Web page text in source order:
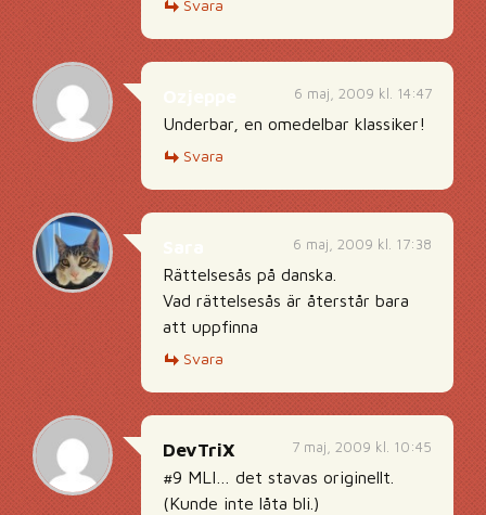
Svara
6 maj, 2009 kl. 14:47
Underbar, en omedelbar klassiker!
Svara
6 maj, 2009 kl. 17:38
Rättelsesås på danska.
Vad rättelsesås är återstår bara
att uppfinna
Svara
7 maj, 2009 kl. 10:45
DevTriX
#9 MLI… det stavas originellt.
(Kunde inte låta bli.)